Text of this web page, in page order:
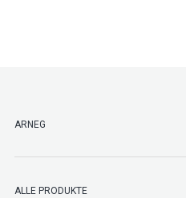
ARNEG
ALLE PRODUKTE